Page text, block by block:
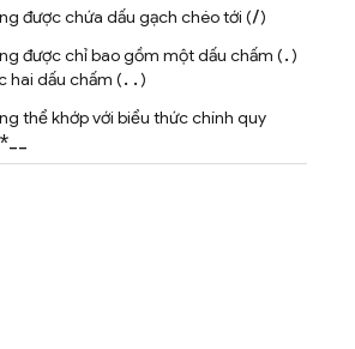
được chứa dấu gạch chéo tới (/)
được chỉ bao gồm một dấu chấm (.)
hai dấu chấm (..)
thể khớp với biểu thức chính quy